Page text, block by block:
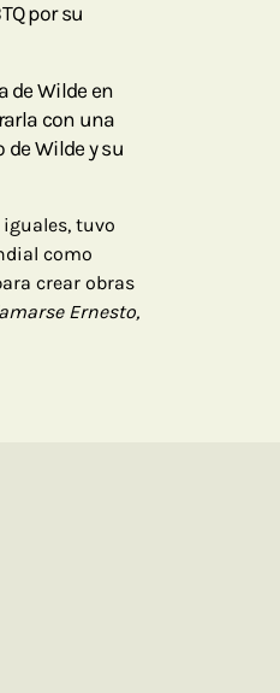
por su
de Wilde en
con una
Wilde y su
tuvo
como
crear obras
Ernesto,